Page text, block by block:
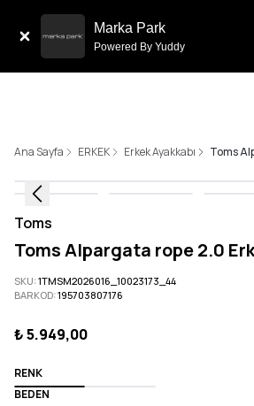
Marka Park
Powered By Yuddy
Ana Sayfa ERKEK Erkek Ayakkabı Toms
Toms
Toms Alpargata rope 2.0
SKU:1TMSM2026016_10023173_44
BARKOD:195703807176
₺ 5.949,00
RENK
BEDEN